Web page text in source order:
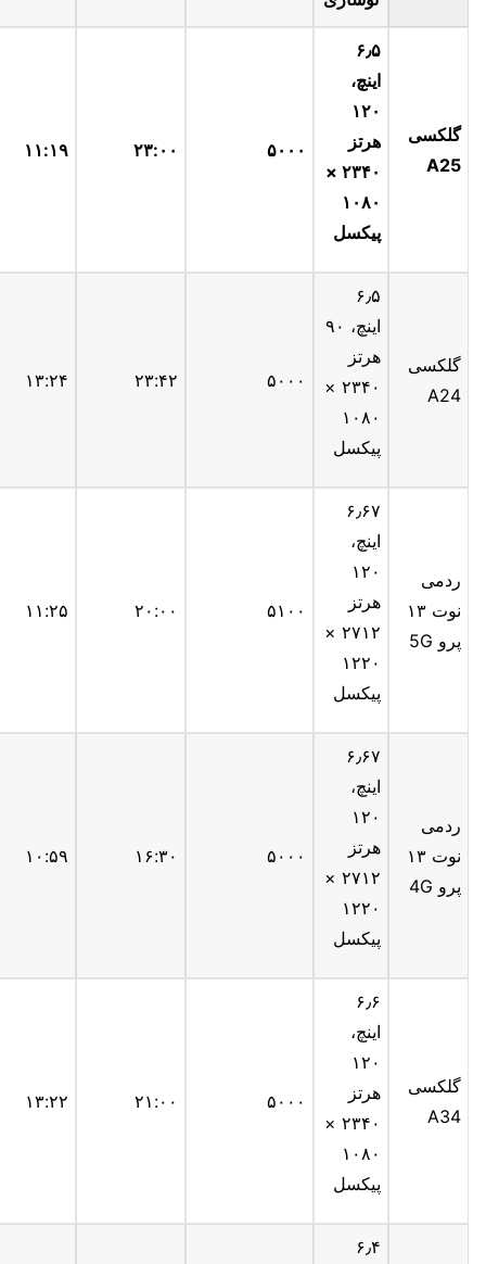
گلکسی
A25
۶٫۵
اینچ،
۱۲۰
هرتز
۲۳۴۰ ×
۱۰۸۰
پیکسل
۵۰۰۰ ۲۳:۰۰ ۱۱:۱۹
گلکسی
A24
۶٫۵
اینچ، ۹۰
هرتز
۲۳۴۰ ×
۱۰۸۰
پیکسل
۵۰۰۰ ۲۳:۴۲ ۱۳:۲۴
ردمی
نوت ۱۳
پرو 5G
۶٫۶۷
اینچ،
۱۲۰
هرتز
۲۷۱۲ ×
۱۲۲۰
پیکسل
۵۱۰۰ ۲۰:۰۰ ۱۱:۲۵
ردمی
نوت ۱۳
پرو 4G
۶٫۶۷
اینچ،
۱۲۰
هرتز
۲۷۱۲ ×
۱۲۲۰
پیکسل
۵۰۰۰ ۱۶:۳۰ ۱۰:۵۹
گلکسی
A34
۶٫۶
اینچ،
۱۲۰
هرتز
۲۳۴۰ ×
۱۰۸۰
پیکسل
۵۰۰۰ ۲۱:۰۰ ۱۳:۲۲
۶٫۴